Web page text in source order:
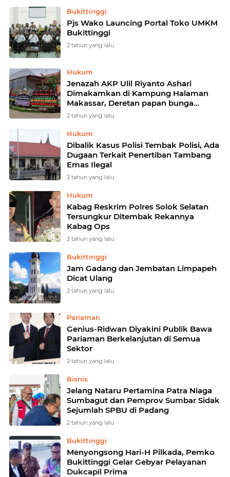
Bukittinggi
Pjs Wako Launcing Portal Toko UMKM
Bukittinggi
2 tahun yang lalu
Hukum
Jenazah AKP Ulil Riyanto Ashari
Dimakamkan di Kampung Halaman
Makassar, Deretan papan bunga
penuhi Rumah Ortu Almarhum
2 tahun yang lalu
Hukum
Dibalik Kasus Polisi Tembak Polisi, Ada
Dugaan Terkait Penertiban Tambang
Emas Ilegal
2 tahun yang lalu
Hukum
Kabag Reskrim Polres Solok Selatan
Tersungkur Ditembak Rekannya
Kabag Ops
2 tahun yang lalu
Bukittinggi
Jam Gadang dan Jembatan Limpapeh
Dicat Ulang
2 tahun yang lalu
Pariaman
Genius-Ridwan Diyakini Publik Bawa
Pariaman Berkelanjutan di Semua
Sektor
2 tahun yang lalu
Bisnis
Jelang Nataru Pertamina Patra Niaga
Sumbagut dan Pemprov Sumbar Sidak
Sejumlah SPBU di Padang
2 tahun yang lalu
Bukittinggi
Menyongsong Hari-H Pilkada, Pemko
Bukittinggi Gelar Gebyar Pelayanan
Dukcapil Prima